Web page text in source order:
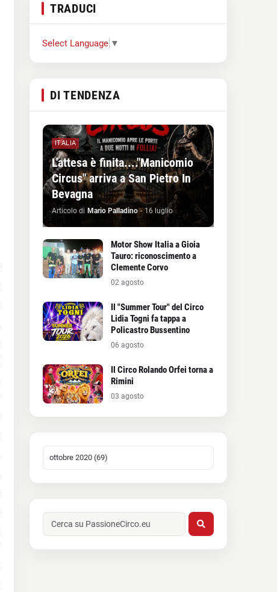
TRADUCI
Select Language ▼
DI TENDENZA
ITALIA
L'attesa è finita...."Manicomio
Circus" arriva a San Pietro In
Bevagna
Articolo di Mario Palladino - 16 luglio
Motor Show Italia a Gioia
Tauro: riconoscimento a
Clemente Corvo
02 agosto
Il "Summer Tour" del Circo
Lidia Togni fa tappa a
Policastro Bussentino
06 agosto
Il Circo Rolando Orfei torna a
Rimini
03 agosto